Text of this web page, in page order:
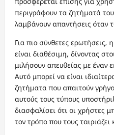
περιγράφουν τα ζητήματά
λαμβάνουν απαντήσεις όταν
Για πιο σύνθετες ερωτήσεις,
είναι διαθέσιμη, δίνοντας
μιλήσουν απευθείας με έναν
Αυτό μπορεί να είναι
ζητήματα που απαιτούν
αυτούς τους τύπους
διασφαλίσει ότι οι χρήστες
τον τρόπο που τους ταιριάζει